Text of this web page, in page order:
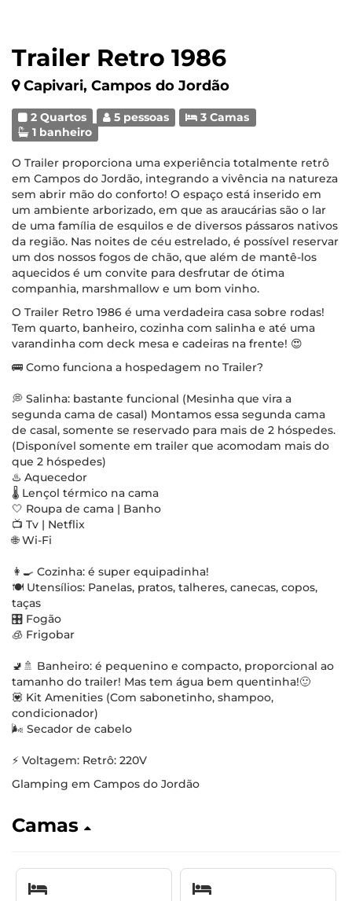
Trailer Retro 1986
Capivari, Campos do Jordão
2 Quartos 5 pessoas
3 Camas
1 banheiro
O Trailer proporciona uma experiência totalmente retrô
em Campos do Jordão, integrando a vivência na natureza
sem abrir mão do conforto! O espaço está inserido em
um ambiente arborizado, em que as araucárias são o lar
de uma família de esquilos e de diversos pássaros nativos
da região. Nas noites de céu estrelado, é possível reservar
um dos nossos fogos de chão, que além de mantê-los
aquecidos é um convite para desfrutar de ótima
companhia, marshmallow e um bom vinho.
O Trailer Retro 1986 é uma verdadeira casa sobre rodas!
Tem quarto, banheiro, cozinha com salinha e até uma
varandinha com deck mesa e cadeiras na frente! 😍
🚌 Como funciona a hospedagem no Trailer?
💭 Salinha: bastante funcional (Mesinha que vira a
segunda cama de casal) Montamos essa segunda cama
de casal, somente se reservado para mais de 2 hóspedes.
(Disponível somente em trailer que acomodam mais do
que 2 hóspedes)
♨️ Aquecedor
🌡️ Lençol térmico na cama
🤍 Roupa de cama | Banho
📺 Tv | Netflix
🌐 Wi-Fi
👩‍🍳 Cozinha: é super equipadinha!
🍽 Utensílios: Panelas, pratos, talheres, canecas, copos,
taças
🎛️ Fogão
🧊 Frigobar
🚽🚿 Banheiro: é pequenino e compacto, proporcional ao
tamanho do trailer! Mas tem água bem quentinha!🙂
💟 Kit Amenities (Com sabonetinho, shampoo,
condicionador)
🌬️ Secador de cabelo
⚡ Voltagem: Retrô: 220V
Glamping em Campos do Jordão
Camas